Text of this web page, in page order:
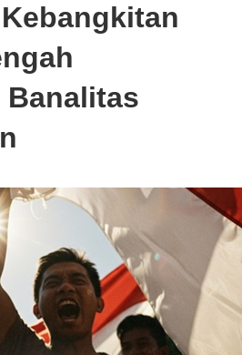
Banalitas